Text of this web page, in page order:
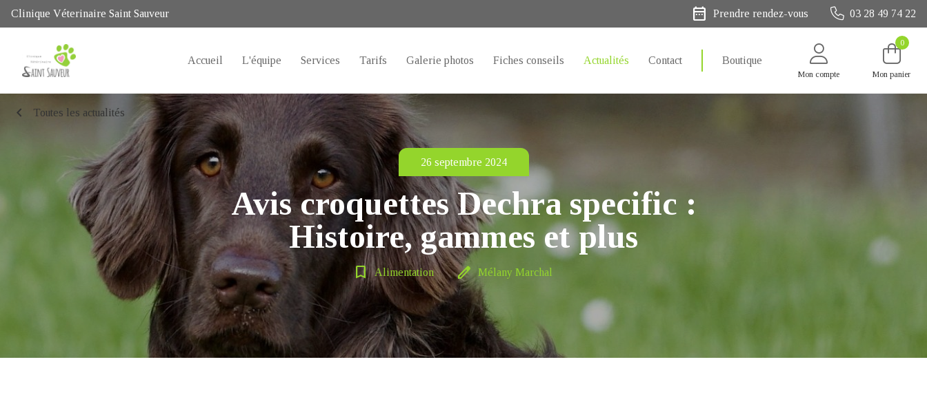
Clinique Véterinaire Saint Sauveur date_range Prendre rendez-vous 03 28 49 74 22
Accueil L'équipe Services Tarifs Galerie photos Fiches conseils Actualités Contact Boutique
Mon compte
0
Mon panier
chevron_left Toutes les actualités
26 septembre 2024
Avis croquettes Dechra specific :
Histoire, gammes et plus
bookmark_border Alimentation edit Mélany Marchal